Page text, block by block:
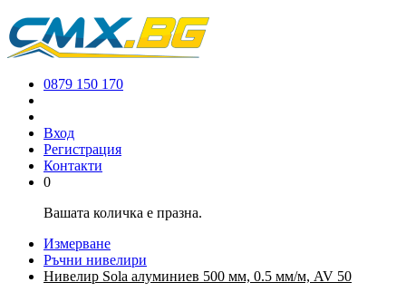
0879 150 170
Вход
Регистрация
Контакти
0
Вашата количка е празна.
Измерване
Ръчни нивелири
Нивелир Sola алуминиев 500 мм, 0.5 мм/м, AV 50